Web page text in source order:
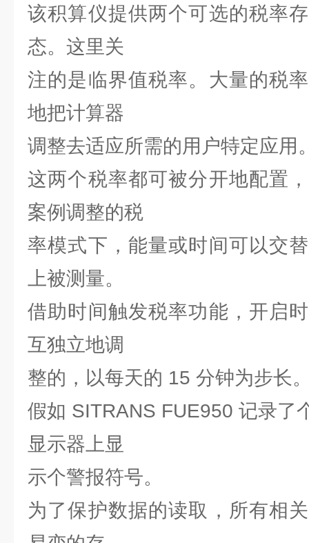
该积算仪提供两个可选的税率
态。这里关
注的是临界值税率。大量的税
地把计算器
调整去适应所需的用户特定应用
这两个税率都可被分开地配置
案例调整的税
率模式下，能量或时间可以交
上被测量。
借助时间触发税率功能，开启
互独立地调
整的，以每天的 15 分钟为步长
假如 SITRANS FUE950 记录了
显示器上显
示个警报符号。
为了保护数据的读取，所有相